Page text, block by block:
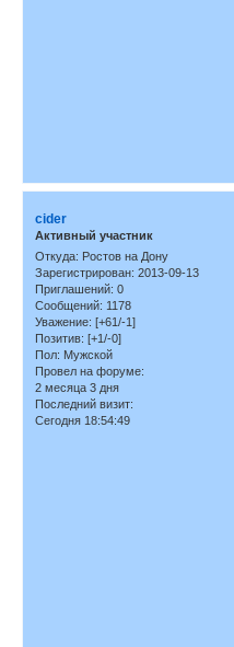
cider
Активный участник
Откуда: Ростов на Дону
Зарегистрирован: 2013-09-13
Приглашений: 0
Сообщений: 1178
Уважение: [+61/-1]
Позитив: [+1/-0]
Пол: Мужской
Провел на форуме:
2 месяца 3 дня
Последний визит:
Сегодня 18:54:49